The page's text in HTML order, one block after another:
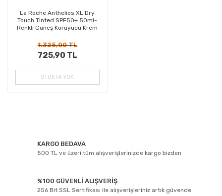
La Roche Anthelios XL Dry
Touch Tinted SPF50+ 50ml-
Renkli Güneş Koruyucu Krem
1.325,00 TL
725,90 TL
STOKTA YOK
KARGO BEDAVA
500 TL ve üzeri tüm alışverişlerinizde kargo bizden
%100 GÜVENLİ ALIŞVERİŞ
256 Bit SSL Sertifikası ile alışverişleriniz artık güvende